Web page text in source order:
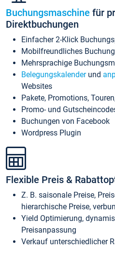
Buchungsmaschine für
Direktbuchungen
Einfacher 2-Klick
Mobilfreundliches
Mehrsprachige
Belegungskalenderund
Websites
Pakete, Promotions,
Promo- und
Buchungen von Facebook
Wordpress Plugin
Flexible Preis &
Z. B. saisonale Preise,
hierarchische Preise,
Yield Optimierung,
Preisanpassung
Verkauf unterschiedlicher